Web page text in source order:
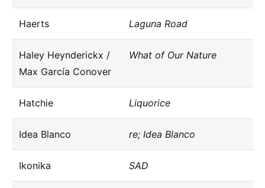
Haerts Laguna Road
Haley Heynderickx /
Max García Conover
What of Our Nature
Hatchie Liquorice
Idea Blanco re; Idea Blanco
Ikonika SAD